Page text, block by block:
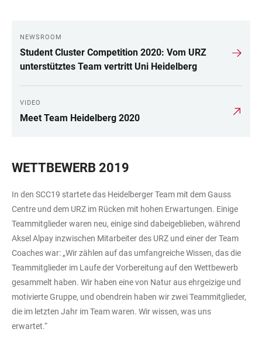
LINKS
NEWSROOM
Student Cluster Competition 2020: Vom URZ
unterstütztes Team vertritt Uni Heidelberg
VIDEO
Meet Team Heidelberg 2020
WETTBEWERB 2019
In den SCC19 startete das Heidelberger Team mit dem Gauss
Centre und dem URZ im Rücken mit hohen Erwartungen. Einige
Teammitglieder waren neu, einige sind dabeigeblieben, während
Aksel Alpay inzwischen Mitarbeiter des URZ und einer der Team
Coaches war: „Wir zählen auf das umfangreiche Wissen, das die
Teammitglieder im Laufe der Vorbereitung auf den Wettbewerb
gesammelt haben. Wir haben eine von Natur aus ehrgeizige und
motivierte Gruppe, und obendrein haben wir zwei Teammitglieder,
die im letzten Jahr im Team waren. Wir wissen, was uns
erwartet.“